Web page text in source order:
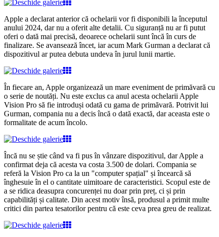
Apple a declarat anterior că ochelarii vor fi disponibili la începutul
anului 2024, dar nu a oferit alte detalii. Cu siguranță nu ar fi putut
oferi o dată mai precisă, deoarece ochelarii sunt încă în curs de
finalizare. Se avansează încet, iar acum Mark Gurman a declarat că
dispozitivul ar putea debuta undeva în jurul lunii martie.
În fiecare an, Apple organizează un mare eveniment de primăvară cu
o serie de noutăți. Nu este exclus ca anul acesta ochelarii Apple
Vision Pro să fie introduși odată cu gama de primăvară. Potrivit lui
Gurman, compania nu a decis încă o dată exactă, dar aceasta este o
formalitate de acum încolo.
Încă nu se știe când va fi pus în vânzare dispozitivul, dar Apple a
confirmat deja că acesta va costa 3.500 de dolari. Compania se
referă la Vision Pro ca la un "computer spațial" și încearcă să
înghesuie în el o cantitate uimitoare de caracteristici. Scopul este de
a se ridica deasupra concurenței nu doar prin preț, ci și prin
capabilități și calitate. Din acest motiv însă, produsul a primit multe
critici din partea tesatorilor pentru că este ceva prea greu de realizat.